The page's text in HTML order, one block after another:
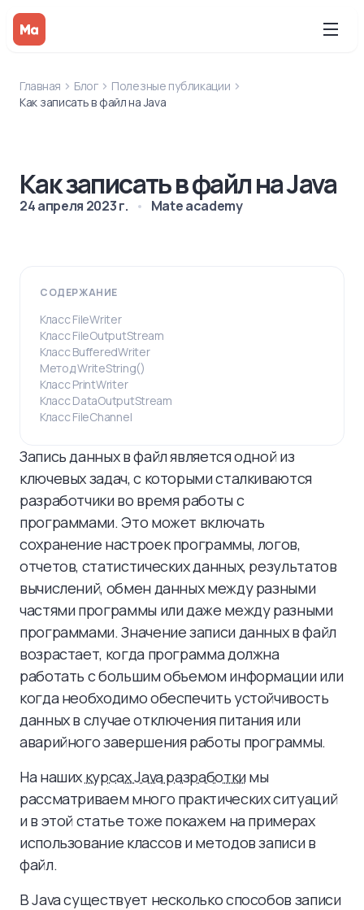
Главная Блог
Полезные публикации
Как записать в файл на Java
Как записать в файл на Java
24 апреля 2023 г. Mate academy
СОДЕРЖАНИЕ
Класс FileWriter
Класс FileOutputStream
Класс BufferedWriter
Метод WriteString()
Класс PrintWriter
Класс DataOutputStream
Класс FileChannel
Запись данных в файл является одной из
ключевых задач, с которыми сталкиваются
разработчики во время работы с
программами. Это может включать
сохранение настроек программы, логов,
отчетов, статистических данных, результатов
вычислений, обмен данных между разными
частями программы или даже между разными
программами. Значение записи данных в файл
возрастает, когда программа должна
работать с большим объемом информации или
когда необходимо обеспечить устойчивость
данных в случае отключения питания или
аварийного завершения работы программы.
На наших курсах Java разработкимы
рассматриваем много практических ситуаций
и в этой статье тоже покажем на примерах
использование классов и методов записи в
файл.
В Java существует несколько способов записи